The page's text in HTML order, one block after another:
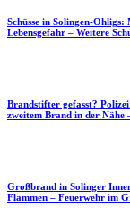
Schüsse in Solingen-
Lebensgefahr – Weitere
Brandstifter gefasst?
zweitem Brand in der
Großbrand in Solinger
Flammen – Feuerwehr im